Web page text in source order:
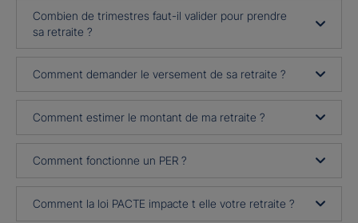
Combien de trimestres faut-il valider pour prendre
sa retraite ?
Comment demander le versement de sa retraite ?
Comment estimer le montant de ma retraite ?
Comment fonctionne un PER ?
Comment la loi PACTE impacte t elle votre retraite ?